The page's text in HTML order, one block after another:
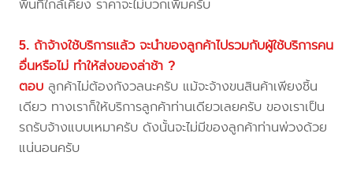
พื้นที่ใกล้เคียง ราคาจะไม่บวกเพิ่มครับ
5. ถ้าจ้างใช้บริการแล้ว จะนำของลูกค้าไปรวมกับผู้ใช้บริการคน
อื่นหรือไม่ ทำให้ส่งของล่าช้า ?
ตอบ ลูกค้าไม่ต้องกังวลนะครับ แม้จะจ้างขนสินค้าเพียงชิ้น
เดียว ทางเราก็ให้บริการลูกค้าท่านเดียวเลยครับ ของเราเป็น
รถรับจ้างแบบเหมาครับ ดังนั้นจะไม่มีของลูกค้าท่านพ่วงด้วย
แน่นอนครับ